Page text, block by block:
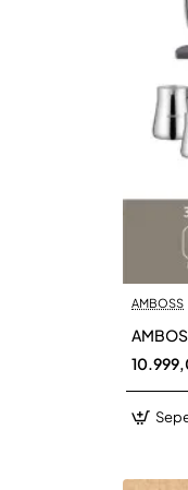
AMBOSS